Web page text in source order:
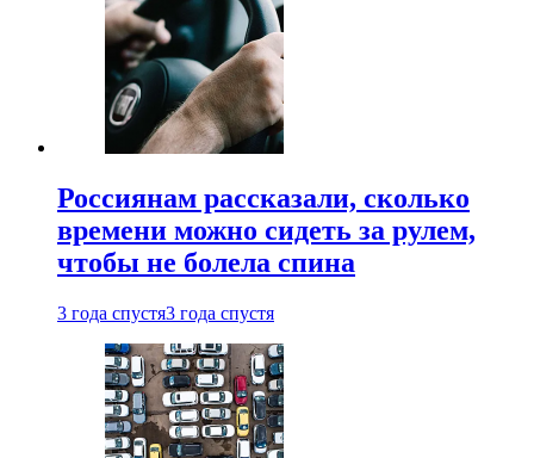
Россиянам рассказали, сколько
времени можно сидеть за рулем,
чтобы не болела спина
3 года спустя3 года спустя